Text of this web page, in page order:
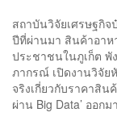
สถาบันวิจัยเศรษฐกิจ
ปีที่ผ่านมา สินค้าอาห
ประชาชนในภูเก็ต พั
ภากรณ์ เปิดงานวิจัย
จริงเกี่ยวกับราคาสิน
ผ่าน Big Data’ ออกม